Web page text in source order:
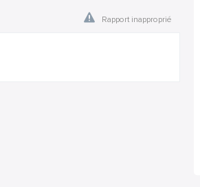
Rapport inapproprié